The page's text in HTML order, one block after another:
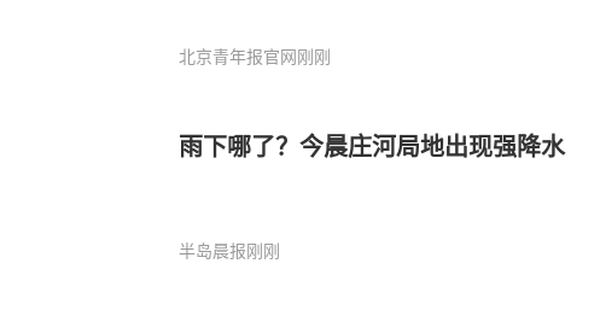
北京青年报官网刚刚
雨下哪了？今晨庄河局地出现强降水
半岛晨报刚刚